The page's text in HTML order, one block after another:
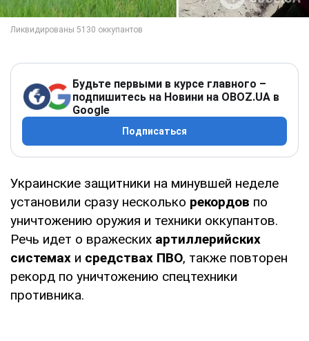
Будьте первыми в курсе главного –
подпишитесь на Новини на OBOZ.UA в
Google
Подписаться
Украинские защитники на минувшей неделе
установили сразу несколько рекордов по
уничтожению оружия и техники оккупантов.
Речь идет о вражеских артиллерийских
системах и средствах ПВО, также повторен
рекорд по уничтожению спецтехники
противника.